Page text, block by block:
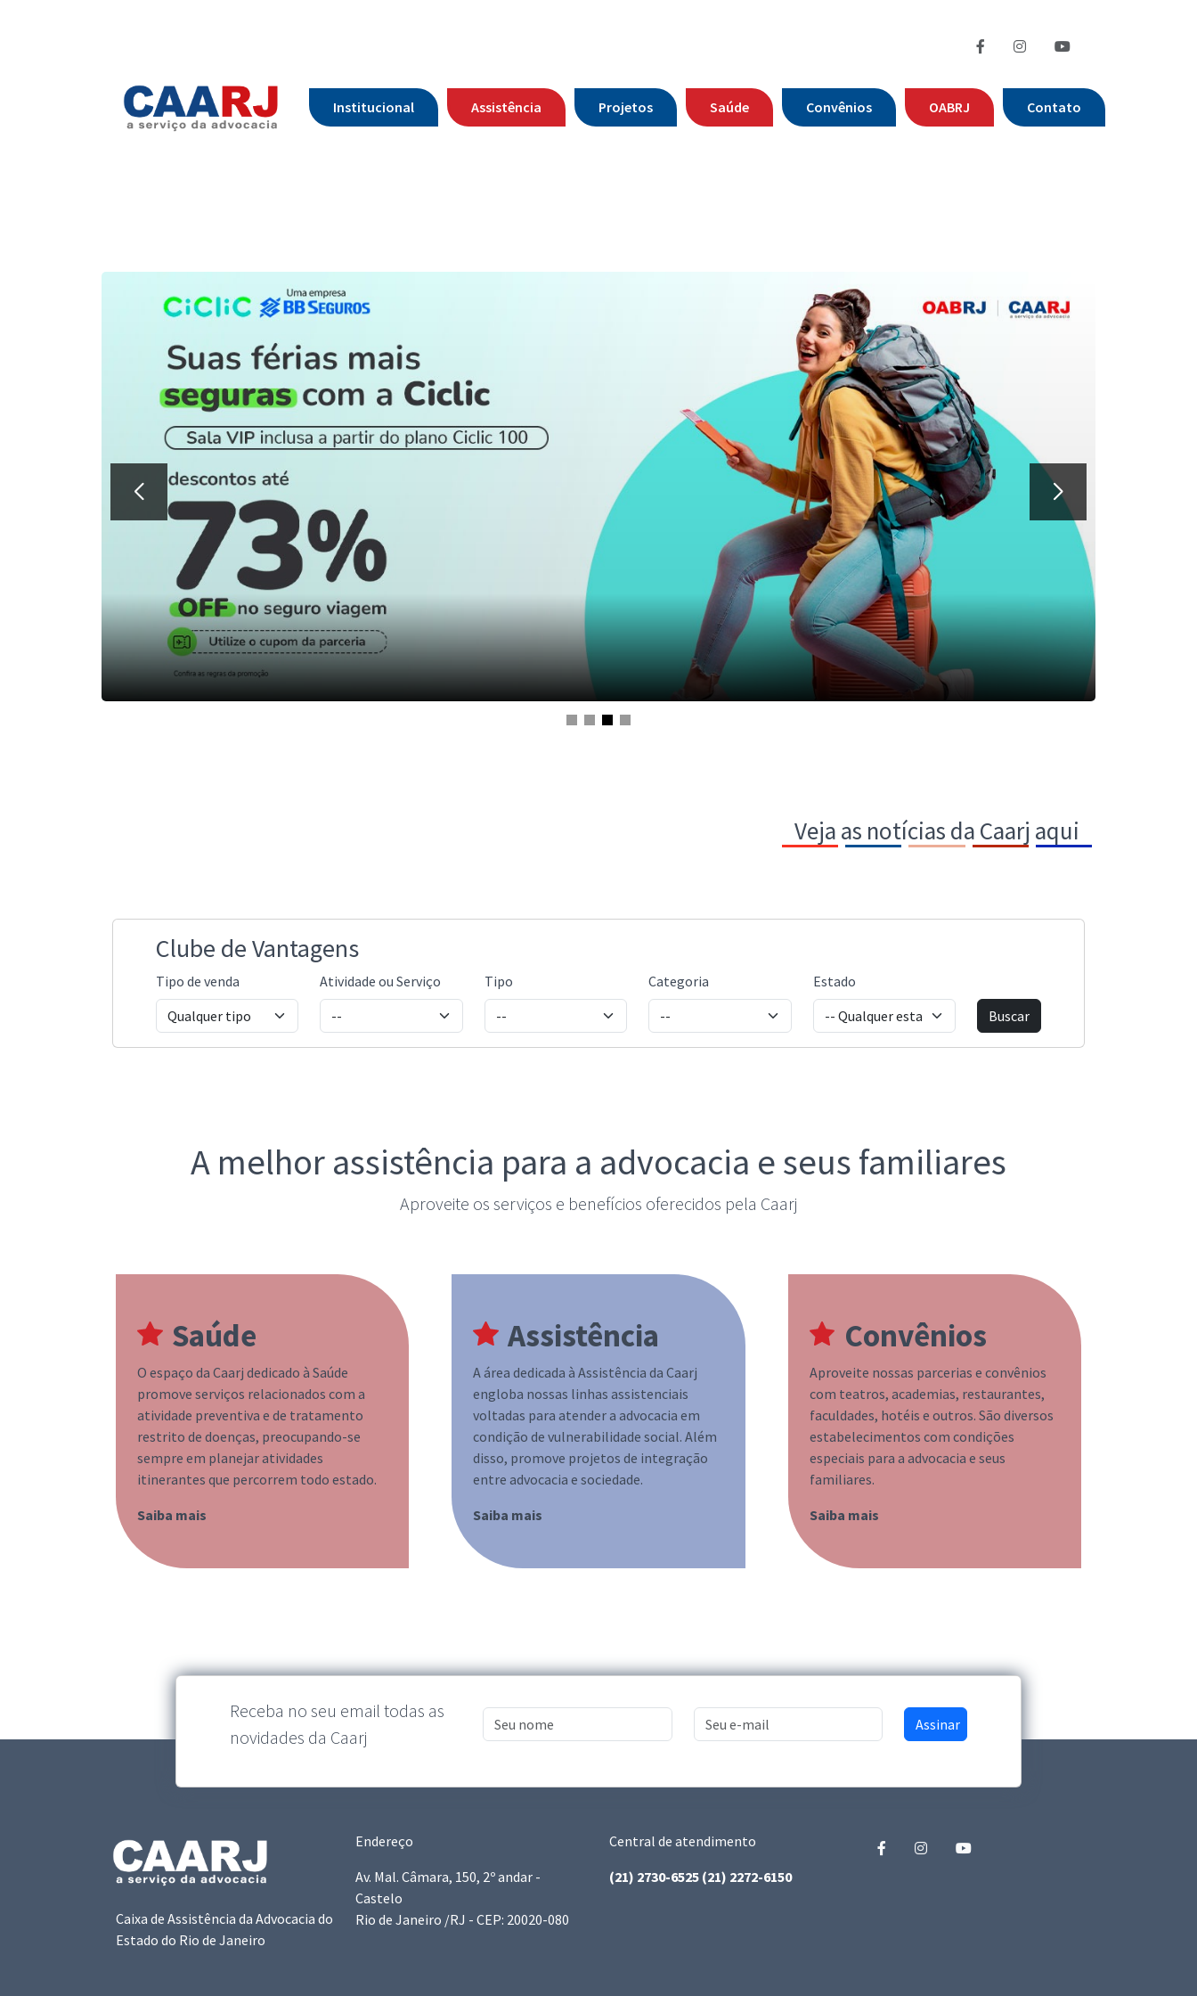
Institucional Assistência Projetos Saúde Convênios OABRJ Contato
Veja as notícias da Caarj aqui
Clube de Vantagens
Tipo de venda Atividade ou Serviço Tipo Categoria Estado
A melhor assistência para a advocacia e seus familiares
Aproveite os serviços e benefícios oferecidos pela Caarj
Saúde
O espaço da Caarj dedicado à Saúde
promove serviços relacionados com a
atividade preventiva e de tratamento
restrito de doenças, preocupando-se
sempre em planejar atividades
itinerantes que percorrem todo estado.
Saiba mais
Assistência
A área dedicada à Assistência da Caarj
engloba nossas linhas assistenciais
voltadas para atender a advocacia em
condição de vulnerabilidade social. Além
disso, promove projetos de integração
entre advocacia e sociedade.
Saiba mais
Convênios
Aproveite nossas parcerias e convênios
com teatros, academias, restaurantes,
faculdades, hotéis e outros. São diversos
estabelecimentos com condições
especiais para a advocacia e seus
familiares.
Saiba mais
Receba no seu email todas as
novidades da Caarj
Caixa de Assistência da Advocacia do
Estado do Rio de Janeiro
Endereço
Av. Mal. Câmara, 150, 2º andar -
Castelo
Rio de Janeiro /RJ - CEP: 20020-080
Central de atendimento
(21) 2730-6525 (21) 2272-6150